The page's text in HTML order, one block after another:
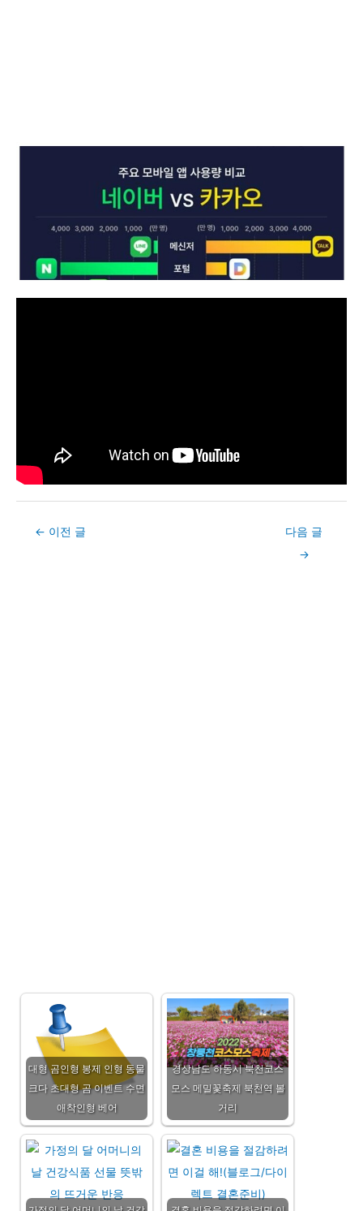
Post← 이전 글
다음 글
→
대형 곰인형 봉제 인형 동물
크다 초대형 곰 이벤트 수면
애착인형 베어
경상남도 하동시 북천코스
모스 메밀꽃축제 북천역 볼
거리